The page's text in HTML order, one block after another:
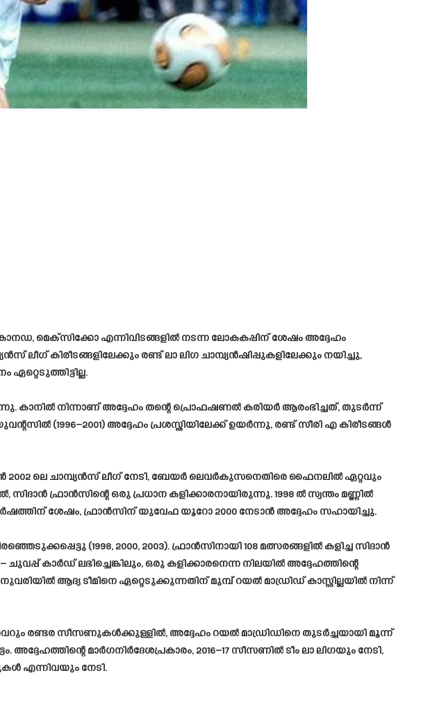
മെക്സിക്കോ എന്നിവിടങ്ങളിൽ നടന്ന ലോകകപ്പിന് ശേഷം അദ്ദേഹം
ലീഗ് കിരീടങ്ങളിലേക്കും രണ്ട് ലാ ലിഗ ചാമ്പ്യൻഷിപ്പുകളിലേക്കും നയിച്ചു,
കാനിൽ നിന്നാണ് അദ്ദേഹം തന്റെ പ്രൊഫഷണൽ കരിയർ ആരംഭിച്ചത്, തുടർന്ന്
(1996–2001) അദ്ദേഹം പ്രശസ്തിയിലേക്ക് ഉയർന്നു, രണ്ട് സീരി എ കിരീടങ്ങൾ
2002 ലെ ചാമ്പ്യൻസ് ലീഗ് നേടി, ബേയർ ലെവർകുസനെതിരെ ഫൈനലിൽ ഏറ്റവും
സിദാൻ ഫ്രാൻസിന്റെ ഒരു പ്രധാന കളിക്കാരനായിരുന്നു. 1998 ൽ സ്വന്തം മണ്ണിൽ
ശേഷം, ഫ്രാൻസിന് യുവേഫ യൂറോ 2000 നേടാൻ അദ്ദേഹം സഹായിച്ചു.
(1998, 2000, 2003). ഫ്രാൻസിനായി 108 മത്സരങ്ങളിൽ കളിച്ച സിദാൻ
കാർഡ് ലഭിച്ചെങ്കിലും, ഒരു കളിക്കാരനെന്ന നിലയിൽ അദ്ദേഹത്തിന്റെ
ആദ്യ ടീമിനെ ഏറ്റെടുക്കുന്നതിന് മുമ്പ് റയൽ മാഡ്രിഡ് കാസ്റ്റില്ലയിൽ നിന്ന്
വെറും രണ്ടര സീസണുകൾക്കുള്ളിൽ, അദ്ദേഹം റയൽ മാഡ്രിഡിനെ തുടർച്ചയായി മൂന്ന്
മാർഗനിർദേശപ്രകാരം, 2016–17 സീസണിൽ ടീം ലാ ലിഗയും നേടി,
എന്നിവയും നേടി.